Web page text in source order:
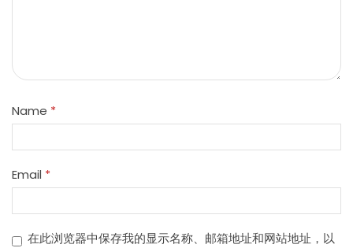
Name *
Email *
在此浏览器中保存我的显示名称、邮箱地址和网站地址，以